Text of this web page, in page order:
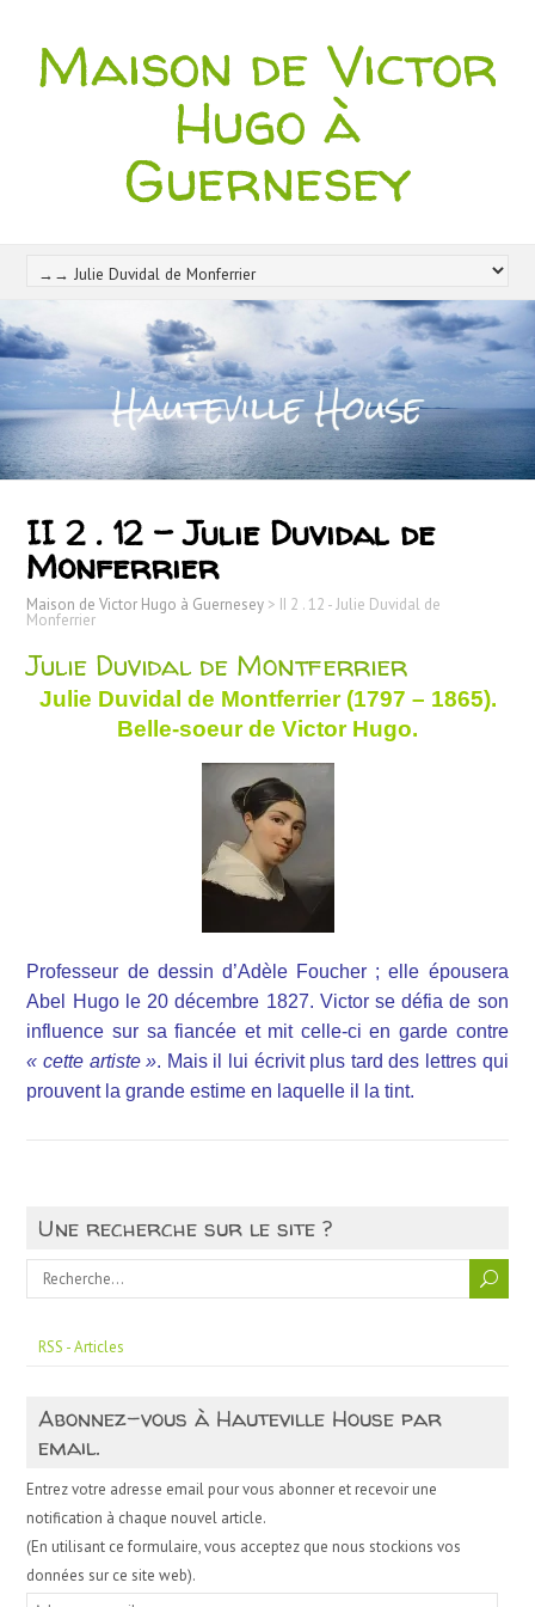
Maison de Victor
Hugo à
Guernesey
II 2 . 12 – Julie Duvidal de
Monferrier
Maison de Victor Hugo à Guernesey > II 2 . 12 - Julie Duvidal de
Monferrier
Julie Duvidal de Montferrier
Julie Duvidal de Montferrier (1797 – 1865).
Belle-soeur de Victor Hugo.
Professeur de dessin d’Adèle Foucher ; elle épousera
Abel Hugo le 20 décembre 1827. Victor se défia de son
influence sur sa fiancée et mit celle-ci en garde contre
« cette artiste ». Mais il lui écrivit plus tard des lettres qui
prouvent la grande estime en laquelle il la tint.
Une recherche sur le site ?
RSS - Articles
Abonnez-vous à Hauteville House par
email.
Entrez votre adresse email pour vous abonner et recevoir une
notification à chaque nouvel article.
(En utilisant ce formulaire, vous acceptez que nous stockions vos
données sur ce site web).